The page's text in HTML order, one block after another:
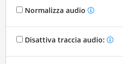
Normalizza audio
Disattiva traccia audio: